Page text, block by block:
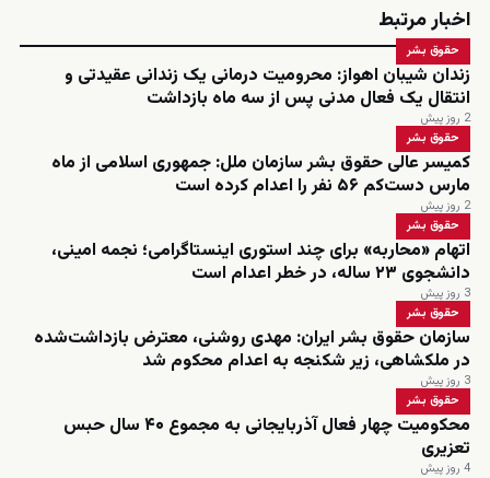
اخبار مرتبط
حقوق بشر
زندان شیبان اهواز: محرومیت درمانی یک زندانی عقیدتی و
انتقال یک فعال مدنی پس از سه ماه بازداشت
2 روز پیش
حقوق بشر
کمیسر عالی حقوق بشر سازمان ملل: جمهوری اسلامی از ماه
مارس دست‌کم ۵۶ نفر را اعدام کرده است
2 روز پیش
حقوق بشر
اتهام «محاربه» برای چند استوری اینستاگرامی؛ نجمه امینی،
دانشجوی ۲۳ ساله، در خطر اعدام است
3 روز پیش
حقوق بشر
سازمان حقوق بشر ایران: مهدی روشنی، معترض بازداشت‌شده
در ملکشاهی، زیر شکنجه به اعدام محکوم شد
3 روز پیش
حقوق بشر
محکومیت چهار فعال آذربایجانی به مجموع ۴۰ سال حبس
تعزیری
4 روز پیش